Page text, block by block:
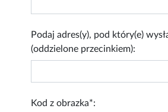
Podaj adres(y), pod który(e)
(oddzielone przecinkiem):
Kod z obrazka*: